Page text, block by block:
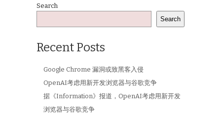
Search
Search
Recent Posts
Google Chrome 漏洞或致黑客入侵
OpenAI考虑用新开发浏览器与谷歌竞争
据《Information》报道，OpenAI考虑用新开发
浏览器与谷歌竞争